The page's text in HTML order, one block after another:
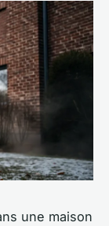
une maison